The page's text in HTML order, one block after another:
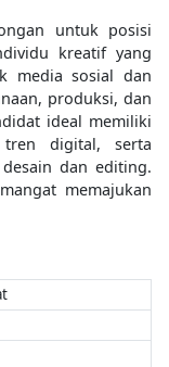
untuk posisi
kreatif yang
media sosial dan
produksi, dan
ideal memiliki
tren digital, serta
dan editing.
memajukan